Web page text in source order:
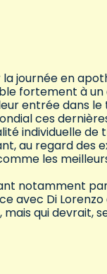
journée en
fortement à
entrée dans
ces
individuelle
au regard
les
notamment
avec Di
mais qui